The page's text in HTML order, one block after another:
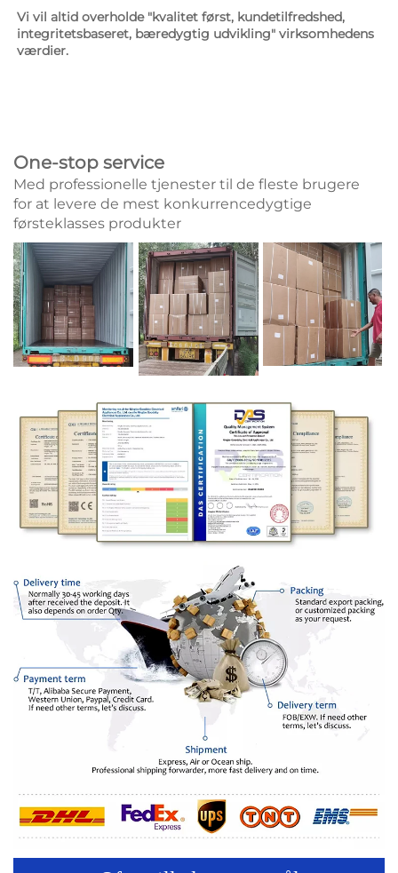
Vi vil altid overholde "kvalitet først, kundetilfredshed,
integritetsbaseret, bæredygtig udvikling" virksomhedens
værdier.
One-stop service
Med professionelle tjenester til de fleste brugere
for at levere de mest konkurrencedygtige
førsteklasses produkter